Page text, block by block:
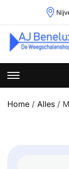
content
Weegoplossingen
Home / Alles /